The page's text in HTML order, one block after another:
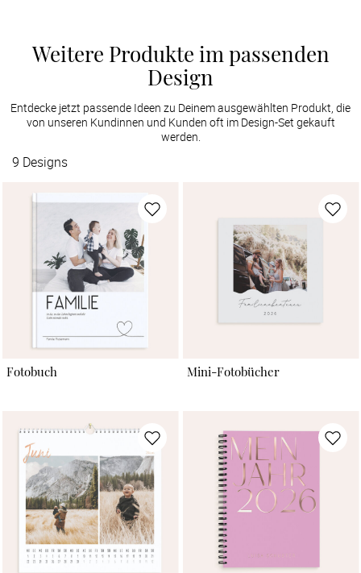
Weitere Produkte im passenden
Design
Entdecke jetzt passende Ideen zu Deinem ausgewählten Produkt, die
von unseren Kundinnen und Kunden oft im Design-Set gekauft
werden.
9 Designs
Fotobuch Mini-Fotobücher